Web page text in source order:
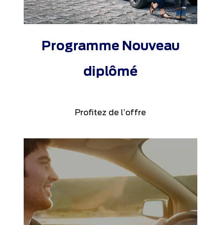
Programme Nouveau
diplômé
Profitez de l’offre